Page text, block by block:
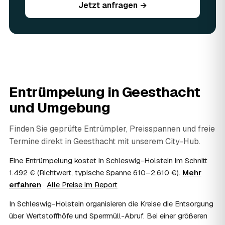
begutachtet und auf den Preis angerechnet — das macht
die Entrümpelung in Geesthacht oft spürbar günstiger.
Anfrage an.
absetzen, sofern es um einen selbst genutzten Haushalt
geht und Sie die Rechnung per Überweisung begleichen.
AWL Zentrum vermittelt nur die Entrümpler und ersetzt
Sie mit Ihrem Finanzamt oder Steuerberater.
07 Übernimmt das Sozialamt oder Jobcenter die
Im Einzelfall ist das möglich — etwa bei einer
Wohnungsauflösung im Rahmen von Sozialhilfe oder
einem vom Amt veranlassten Umzug. Wichtig: Den Antrag
und holen die Kostenübernahme schriftlich ein. AWL
Zentrum vermittelt die Entrümpler, entscheidet aber nicht
Jetzt anfragen →
Entrümpelung inGeesthacht
und Umgebung
Finden Sie geprüfte Entrümpler, Preisspannen und freie
Termine direkt in Geesthacht mit unserem City-Hub.
Eine Entrümpelung kostet in Schleswig-Holstein im Schnitt
1.492 € (Richtwert, typische Spanne 610–2.610 €). Mehr
erfahren · Alle Preise im Report
In Schleswig-Holstein organisieren die Kreise die Entsorgung
über Wertstoffhöfe und Sperrmüll-Abruf. Bei einer größeren